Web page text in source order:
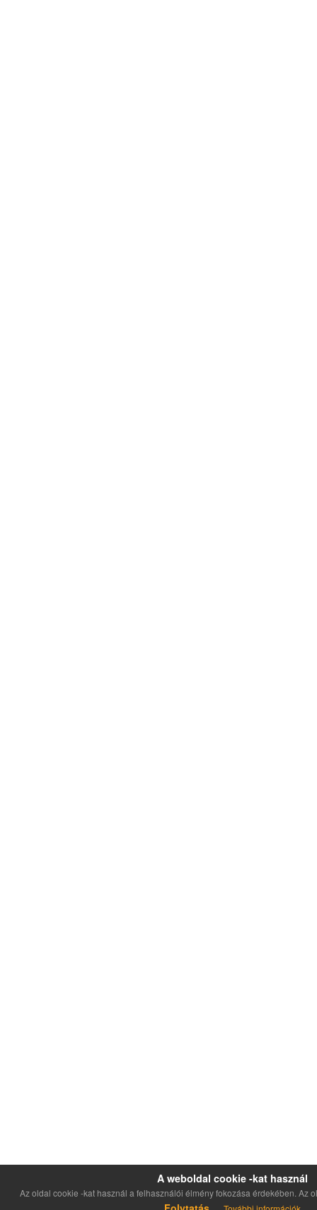
A weboldal cookie -kat használ
Az oldal cookie -kat használ a felhasználói élmény fokozása érdekében. Az